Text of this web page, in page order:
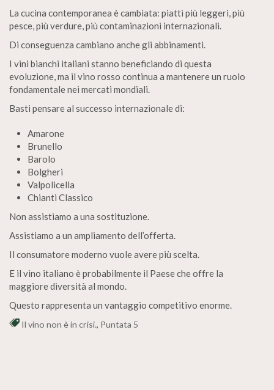
La cucina contemporanea è cambiata: piatti più leggeri, più
pesce, più verdure, più contaminazioni internazionali.
Di conseguenza cambiano anche gli abbinamenti.
I vini bianchi italiani stanno beneficiando di questa
evoluzione, ma il vino rosso continua a mantenere un ruolo
fondamentale nei mercati mondiali.
Basti pensare al successo internazionale di:
Amarone
Brunello
Barolo
Bolgheri
Valpolicella
Chianti Classico
Non assistiamo a una sostituzione.
Assistiamo a un ampliamento dell’offerta.
Il consumatore moderno vuole avere più scelta.
E il vino italiano è probabilmente il Paese che offre la
maggiore diversità al mondo.
Questo rappresenta un vantaggio competitivo enorme.
Il vino non è in crisi., Puntata 5